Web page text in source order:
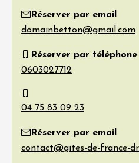
Réserver par email
Réserver par téléphone
Réserver par email